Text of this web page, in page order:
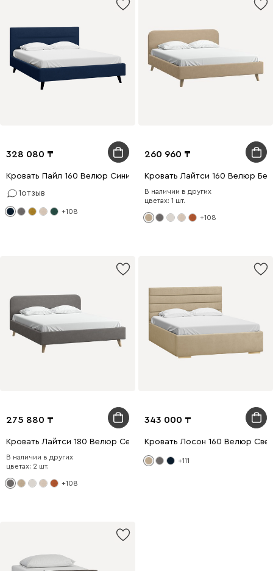
328 080
Кровать Пайл 160 Велюр Синий
1отзыв
+108
260 960
Кровать Лайтси 160 Велюр
В наличии в других
цветах: 1 шт.
+108
275 880
Кровать Лайтси 180 Велюр Серый
В наличии в других
цветах: 2 шт.
+108
343 000
Кровать Лосон 160 Велюр
+111